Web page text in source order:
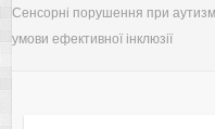
Сенсорні порушення при
умови ефективної інклюзії